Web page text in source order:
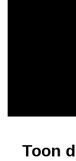
Toon